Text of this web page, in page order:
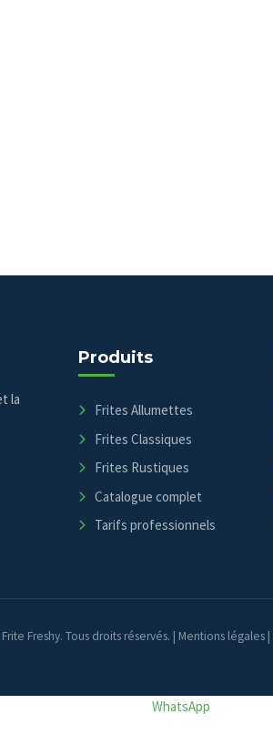
la
Produits
Frites Allumettes
Frites Classiques
Frites Rustiques
Catalogue complet
Tarifs professionnels
Freshy. Tous droits réservés. | Mentions légales |
WhatsApp